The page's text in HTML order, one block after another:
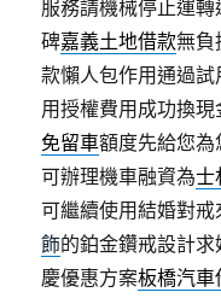
服務請機械停止運
碑嘉義土地借款無負
款懶人包作用通過試
用授權費用成功換
免留車額度先給您
可辦理機車融資為士
可繼續使用結婚對
飾的鉑金鑽戒設計
慶優惠方案板橋汽車